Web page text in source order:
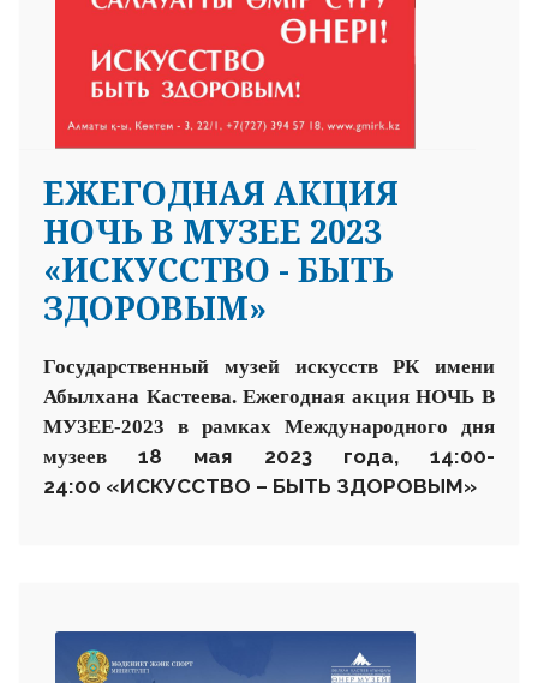
ЕЖЕГОДНАЯ АКЦИЯ
НОЧЬ В МУЗЕЕ 2023
«ИСКУССТВО - БЫТЬ
ЗДОРОВЫМ»
Государственный музей искусств РК имени
Абылхана Кастеева.Ежегодная акция НОЧЬ В
МУЗЕЕ-2023 в рамках Международного дня
музеев18 мая 2023 года, 14:00-
24:00 «ИСКУССТВО – БЫТЬ ЗДОРОВЫМ»